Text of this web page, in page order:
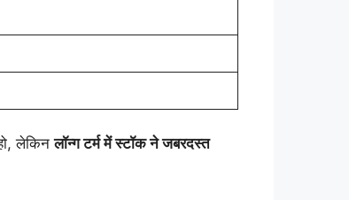
लेकिनलॉन्ग टर्म में स्टॉक ने जबरदस्त